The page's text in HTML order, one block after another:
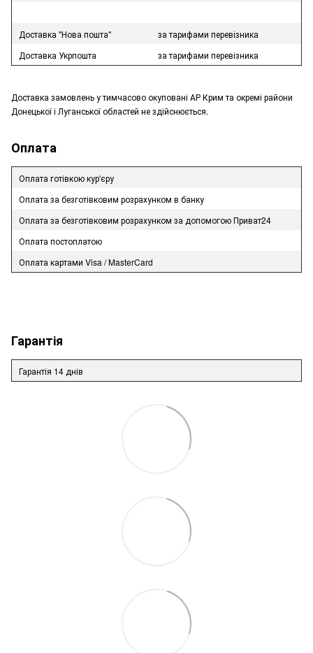
Доставка "Нова пошта"
за тарифами перевізника
Доставка Укрпошта
за тарифами перевізника
Доставка замовлень у тимчасово окуповані АР Крим та окремі райони
Донецької і Луганської областей не здійснюється.
Оплата
Оплата готівкою кур'єру
Оплата за безготівковим розрахунком в банку
Оплата за безготівковим розрахунком за допомогою Приват24
Оплата постоплатою
Оплата картами Visa / MasterCard
Гарантія
Гарантія 14 днів